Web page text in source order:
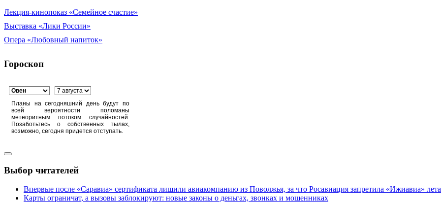
Лекция-кинопоказ «Семейное счастие»
Выставка «Лики России»
Опера «Любовный напиток»
Гороскоп
Планы на сегодняшний день будут по
всей вероятности поломаны
метеоритным потоком случайностей.
Позаботьтесь о собственных тылах,
возможно, сегодня придется отступать.
Выбор читателей
Впервые после «Саравиа» сертификата лишили авиакомпанию из Поволжья, за что Росавиация запретила «Ижиавиа»
Карты ограничат, а вызовы заблокируют: новые законы о деньгах, звонках и мошенниках